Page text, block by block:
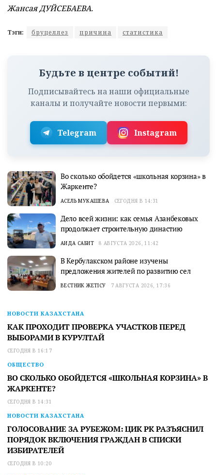
Жансая ДУЙСЕБАЕВА.
Тэги: бруцеллез причина статистика
Будьте в центре событий!
Подписывайтесь на наши официальные
каналы и получайте новости первыми:
Telegram Instagram
Во сколько обойдется «школьная корзина» в
Жаркенте?
АСЕЛЬ МУКАШЕВА СЕГОДНЯ В 14:31
Дело всей жизни: как семья Азанбековых
продолжает строительную династию
АИДА САБИТ 8 АВГУСТА 2026, 11:42
В Кербулакском районе изучены
предложения жителей по развитию сел
ВЕСТНИК ЖЕТІСУ 7 АВГУСТА 2026, 17:36
НОВОСТИ КАЗАХСТАНА
КАК ПРОХОДИТ ПРОВЕРКА УЧАСТКОВ ПЕРЕД
ВЫБОРАМИ В КУРУЛТАЙ
СЕГОДНЯ В 16:17
ОБЩЕСТВО
ВО СКОЛЬКО ОБОЙДЕТСЯ «ШКОЛЬНАЯ КОРЗИНА» В
ЖАРКЕНТЕ?
СЕГОДНЯ В 14:31
НОВОСТИ КАЗАХСТАНА
ГОЛОСОВАНИЕ ЗА РУБЕЖОМ: ЦИК РК РАЗЪЯСНИЛ
ПОРЯДОК ВКЛЮЧЕНИЯ ГРАЖДАН В СПИСКИ
ИЗБИРАТЕЛЕЙ
СЕГОДНЯ В 10:20